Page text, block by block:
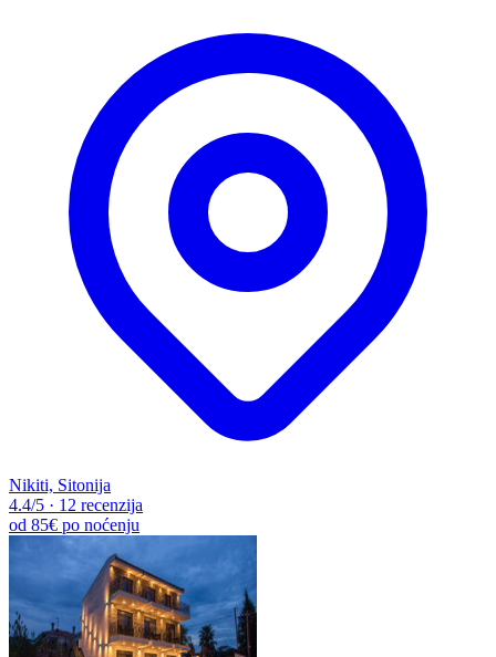
Nikiti, Sitonija
4.4/5 · 12 recenzija
od 85€ po noćenju